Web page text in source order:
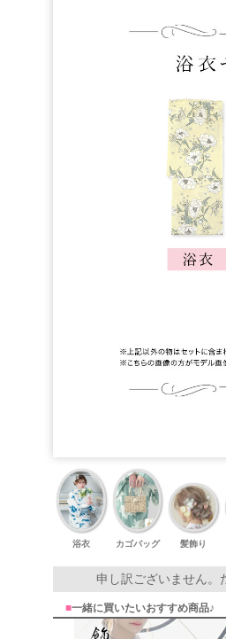
浴衣 カゴバッグ 髪飾り
申し訳ございません。
■一緒に買いたいおすすめ商品♪